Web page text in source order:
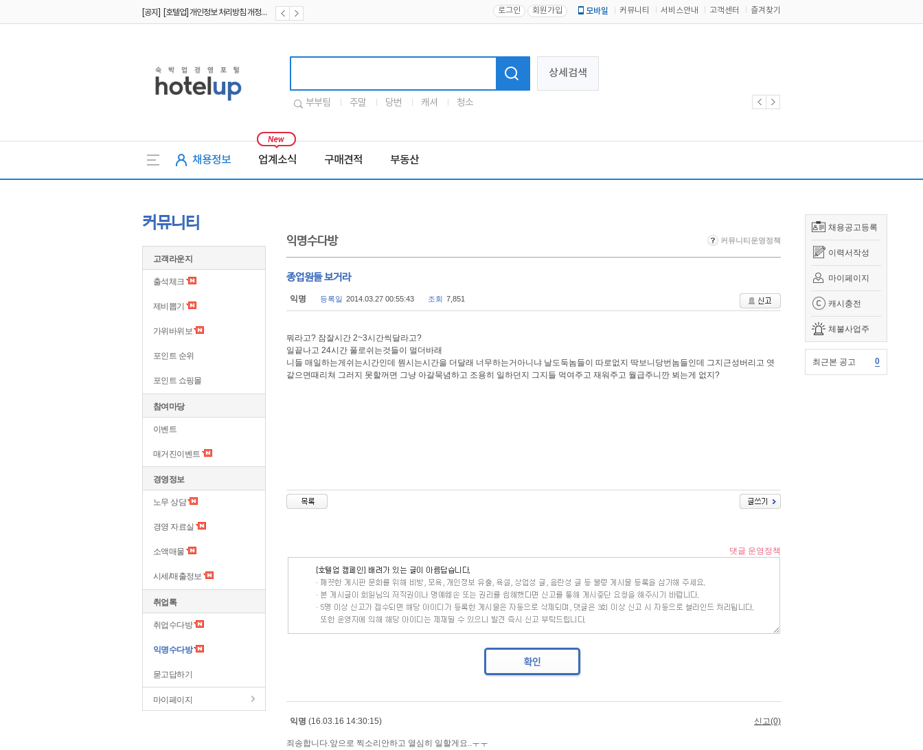
[공지] [호텔업] 개인정보 처리방침 개정본1 (19.09.02) 로그인 회원가입 모바일 커뮤니티 서비스안내 고객센터 즐겨찾기
상세검색
부부팀 주말 당번 캐셔 청소
채용정보 업계소식 구매견적 부동산
채용공고등록
이력서작성
마이페이지
캐시충전
체불사업주
최근본 공고 0
커뮤니티
고객라운지
출석체크
제비뽑기
가위바위보
포인트 순위
포인트 쇼핑몰
참여마당
이벤트
매거진이벤트
경영정보
노무 상담
경영 자료실
소액매물
시세/매출정보
취업톡
취업수다방
익명수다방
묻고답하기
마이페이지
익명수다방 커뮤니티운영정책
종업원들 보거라
익명 등록일 2014.03.27 00:55:43 조회 7,851
뭐라고? 잠잘시간 2~3시간씩달라고?
일끝나고 24시간 풀로쉬는것들이 멀더바래
니들 매일하는게쉬는시간인데 뭔시는시간을 더달래 너무하는거아니냐 날도둑놈들이 따로없지 딱보니당번놈들인데 그지근성버리고 엿
같으면때리쳐 그러지 못할꺼면 그냥 아갈묵념하고 조용히 일하던지 그지들 먹여주고 재워주고 월급주니깐 뵈는게 없지?